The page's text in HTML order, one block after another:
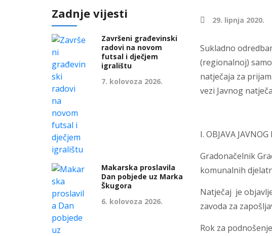
29. lipnja 2020.
Sukladno
(regionalnoj)
natječaja za
vezi Javnog
I. OBJAVA JAVNOG
Gradonačelnik
komunalnih
Natječaj je
zavoda za
Rok za
Zadnje vijesti
Završeni građevinski
radovi na novom
futsal i dječjem
igralištu
7. kolovoza 2026.
Makarska proslavila
Dan pobjede uz Marka
Škugora
6. kolovoza 2026.